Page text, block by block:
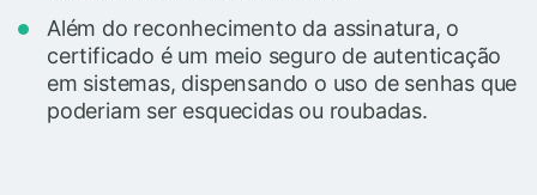
Além do reconhecimento da assinatura, o
certificado é um meio seguro de autenticação
em sistemas, dispensando o uso de senhas que
poderiam ser esquecidas ou roubadas.